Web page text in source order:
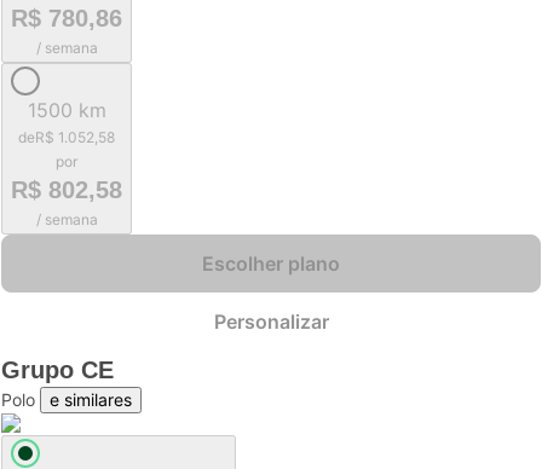
R$ 780,86
/ semana
1500 km
deR$ 1.052,58
por
R$ 802,58
/ semana
Escolher plano
Personalizar
Grupo CE
Polo e similares